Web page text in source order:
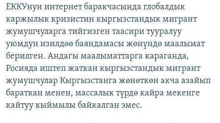
ЕККУнун интернет баракчасында глобалдык
каржылык кризистин кыргызстандык мигрант
жумушчуларга тийгизген таасири тууралуу
уюмдун изилдөө баяндамасы жөнүндө маалымат
берилген. Андагы маалыматтарга караганда,
Росияда иштеп жаткан кыргызстандык мигрант
жумушчулар Кыргызстанга жөнөткөн акча азайып
бараткан менен, массалык түрдө кайра мекенге
кайтуу кыймылы байкалган эмес.